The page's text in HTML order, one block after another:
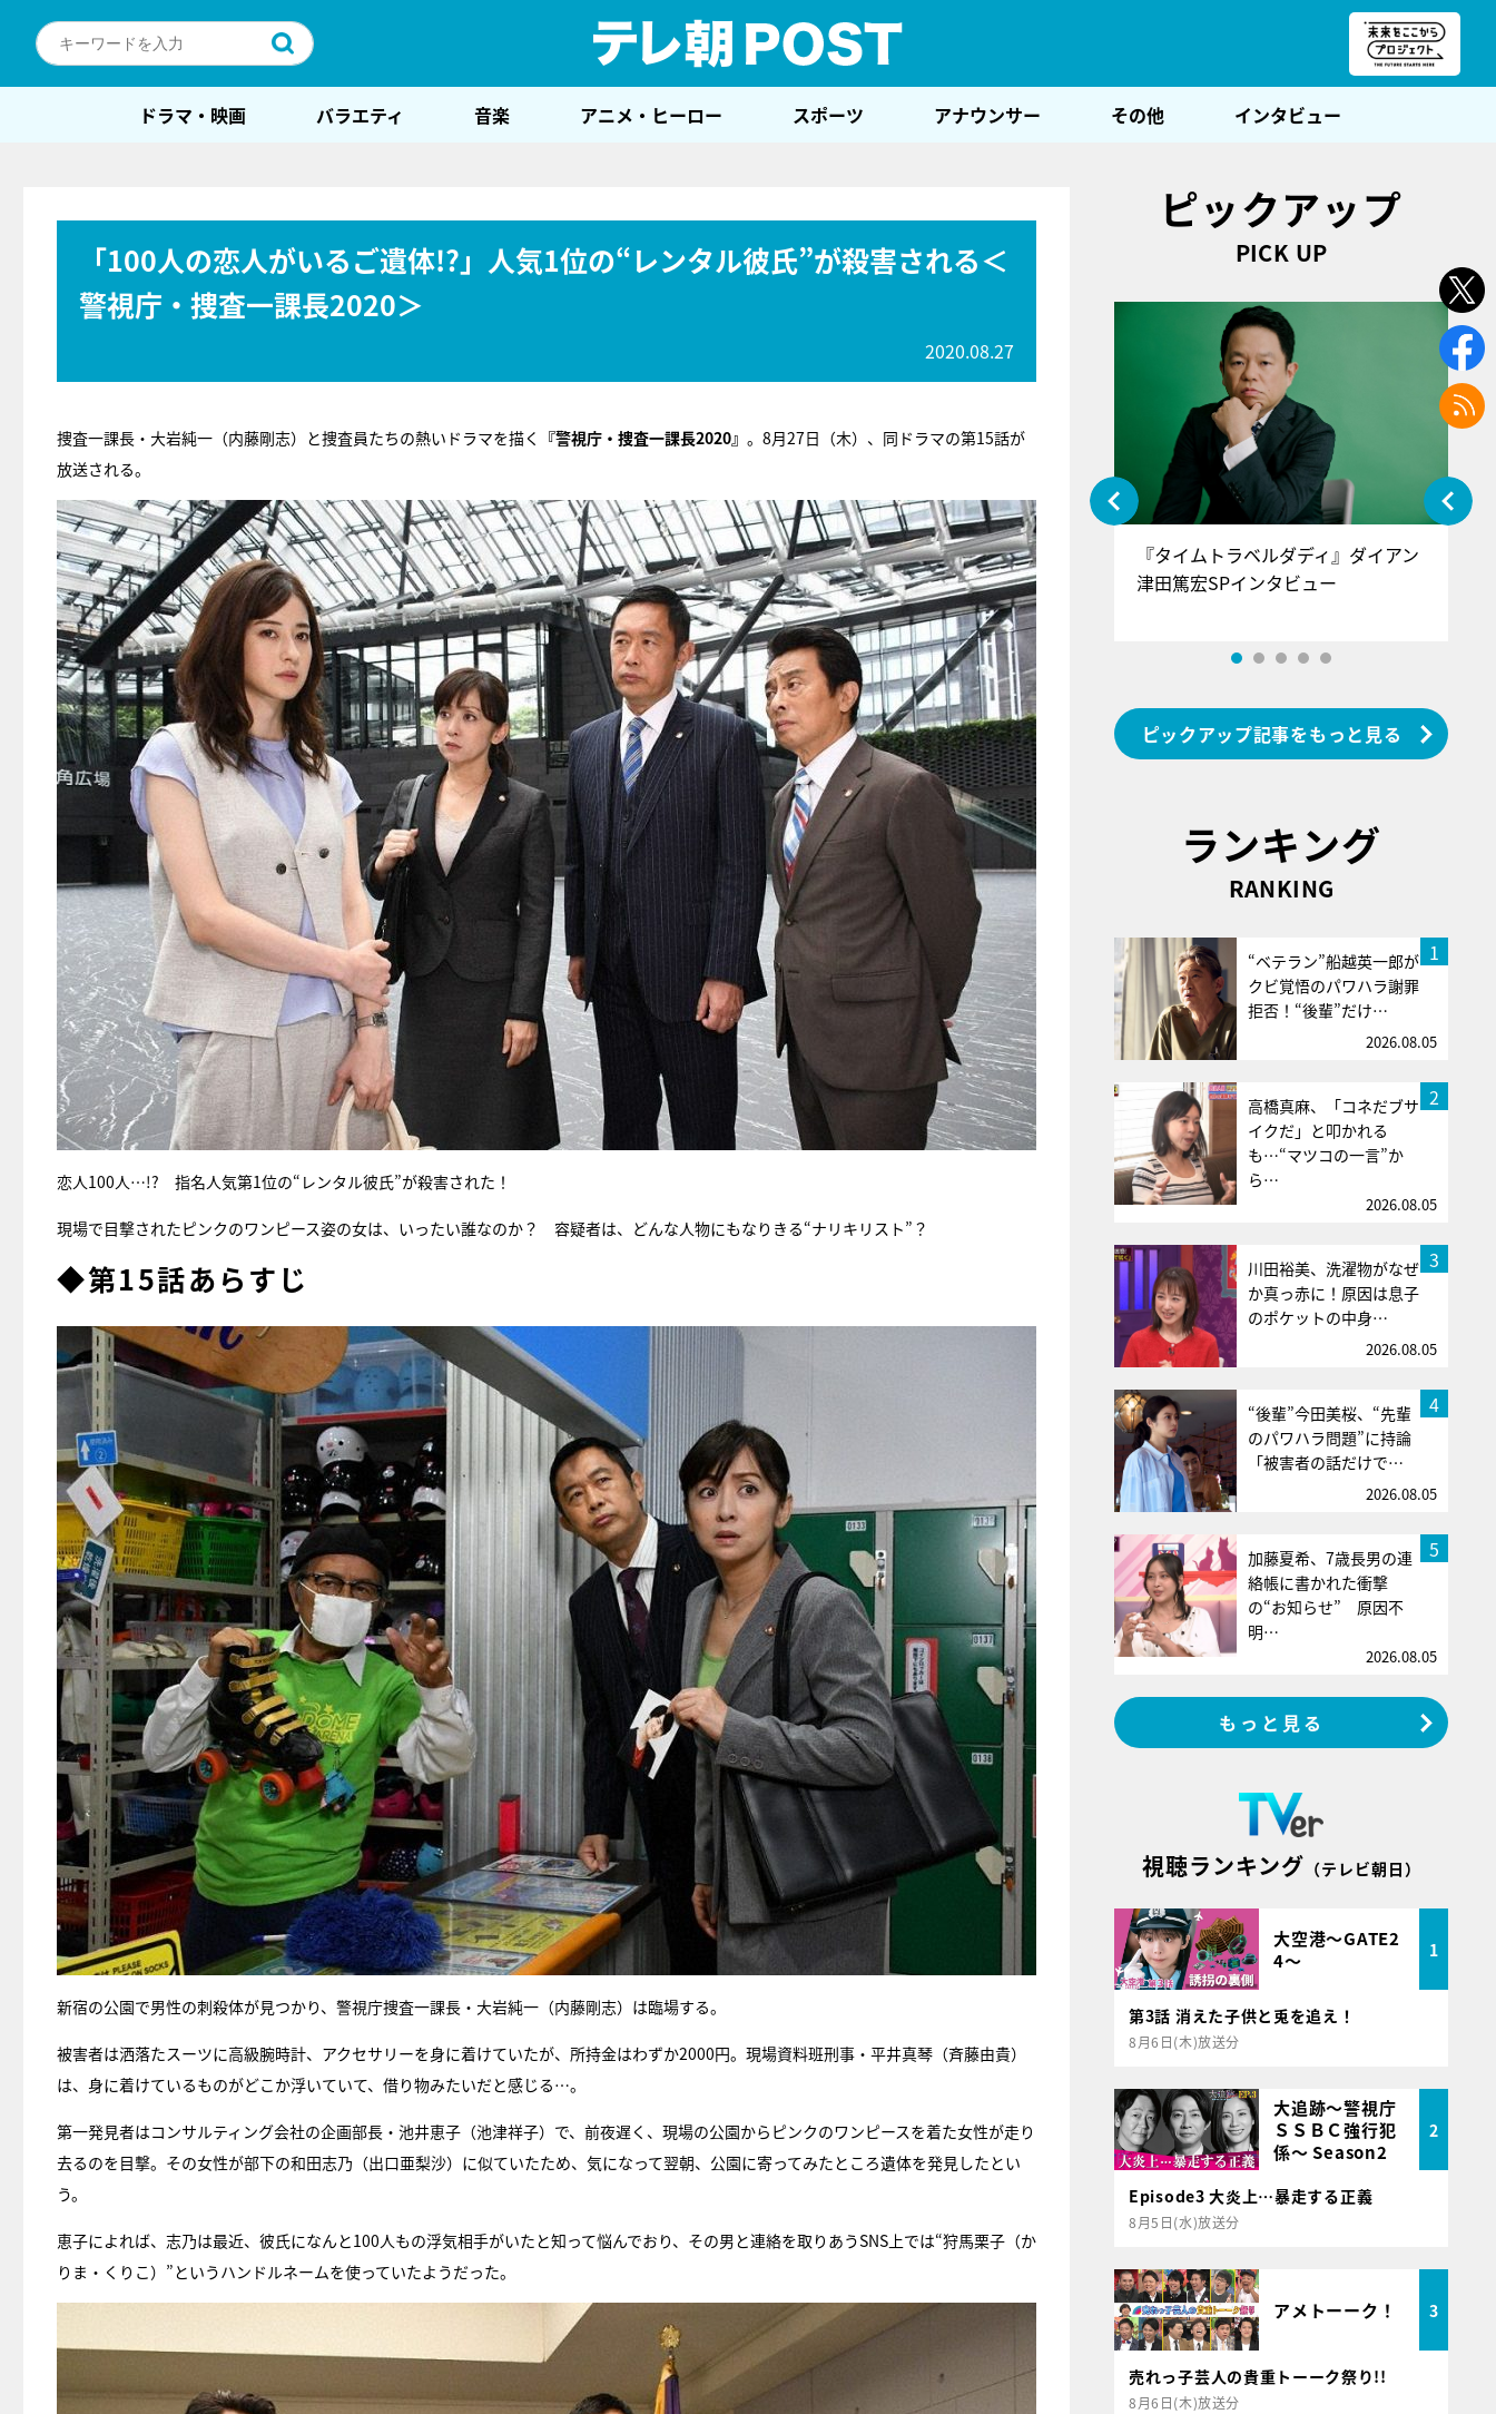
ドラマ・映画 バラエティ 音楽 アニメ・ヒーロー スポーツ アナウンサー その他 インタビュー
「100人の恋人がいるご遺体!?」人気1位の“レンタル彼氏”が殺害される＜
警視庁・捜査一課長2020＞
2020.08.27
捜査一課長・大岩純一（内藤剛志）と捜査員たちの熱いドラマを描く 『警視庁・捜査一課長2020』 。8月27日（木）、同ドラマの第15話が
放送される。
恋人100人…!? 指名人気第1位の“レンタル彼氏”が殺害された！
現場で目撃されたピンクのワンピース姿の女は、いったい誰なのか？ 容疑者は、どんな人物にもなりきる“ナリキリスト”？
◆第15話あらすじ
新宿の公園で男性の刺殺体が見つかり、警視庁捜査一課長・大岩純一（内藤剛志）は臨場する。
被害者は洒落たスーツに高級腕時計、アクセサリーを身に着けていたが、所持金はわずか2000円。現場資料班刑事・平井真琴（斉藤由貴）
は、身に着けているものがどこか浮いていて、借り物みたいだと感じる…。
第一発見者はコンサルティング会社の企画部長・池井恵子（池津祥子）で、前夜遅く、現場の公園からピンクのワンピースを着た女性が走り
去るのを目撃。その女性が部下の和田志乃（出口亜梨沙）に似ていたため、気になって翌朝、公園に寄ってみたところ遺体を発見したとい
う。
恵子によれば、志乃は最近、彼氏になんと100人もの浮気相手がいたと知って悩んでおり、その男と連絡を取りあうSNS上では“狩馬栗子（か
りま・くりこ）”というハンドルネームを使っていたようだった。
ピックアップ
PICK UP
『アイ＝ラブ！げーみんぐ』＝LOV
E齋藤樹愛羅＆佐々木舞香SPインタ
ビュー
『タイムトラベルダディ』ダイアン
津田篤宏SPインタビュー
ピックアップ記事をもっと見る
ランキング
RANKING
1
“ベテラン”船越英一郎が
クビ覚悟のパワハラ謝罪
拒否！“後輩”だけ…
2026.08.05
2
高橋真麻、「コネだブサ
イクだ」と叩かれる
も…“マツコの一言”か
ら…
2026.08.05
3
川田裕美、洗濯物がなぜ
か真っ赤に！原因は息子
のポケットの中身…
2026.08.05
4
“後輩”今田美桜、“先輩
のパワハラ問題”に持論
「被害者の話だけで…
2026.08.05
5
加藤夏希、7歳長男の連
絡帳に書かれた衝撃
の“お知らせ” 原因不
明…
2026.08.05
もっと見る
視聴ランキング （テレビ朝日）
大空港～GATE2
4～
1
第3話 消えた子供と兎を追え！
8月6日(木)放送分
大追跡～警視庁
ＳＳＢＣ強行犯
係～ Season2
2
Episode3 大炎上…暴走する正義
8月5日(水)放送分
アメトーーク！ 3
売れっ子芸人の貴重トーーク祭り!!
8月6日(木)放送分